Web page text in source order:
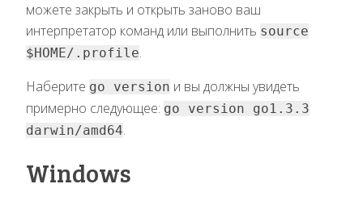
можете закрыть и открыть заново ваш
интерпретатор команд или выполнить source
$HOME/.profile.
Наберите go version и вы должны увидеть
примерно следующее: go version go1.3.3
darwin/amd64.
Windows